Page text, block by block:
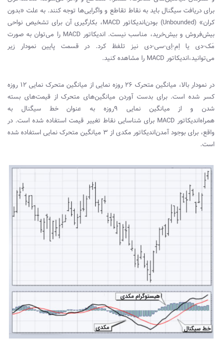
برای دریافت سیگنال باید به نقاط تقاطع و واگرایی‌ها توجه کنند. به علت «بدون
کران» (Unbounded) بودن‌اندیکاتور MACD، بکارگیری آن برای تشخیص نواحی
بیش‌فروش و بیش‌خرید، مناسب نیست. ‌اندیکاتور MACD را می‌توان به صورت
مَک-دی یا اِم-اِی-سی-دی نیز تلفظ کرد. در قسمت پایین نمودار زیر
می‌توانید،‌اندیکاتور MACD را مشاهده کنید.
در نمودار بالا، میانگین متحرک ۲۶ روزه نمایی از میانگین متحرک نمایی ۱۲ روزه
کسر شده است. برای بدست آوردن میانگین‌های متحرک از قیمت‌های بسته
شدن و از میانگین نمایی ۹روزه‌ به عنوان خط سیگنال به
همراه‌اندیکاتور MACD برای شناسایی نقاط تغییر قیمت استفاده شده است. در
واقع، برای بوجود آمدن‌اندیکاتور مکدی از ۳ میانگین متحرک نمایی استفاده شده
است.